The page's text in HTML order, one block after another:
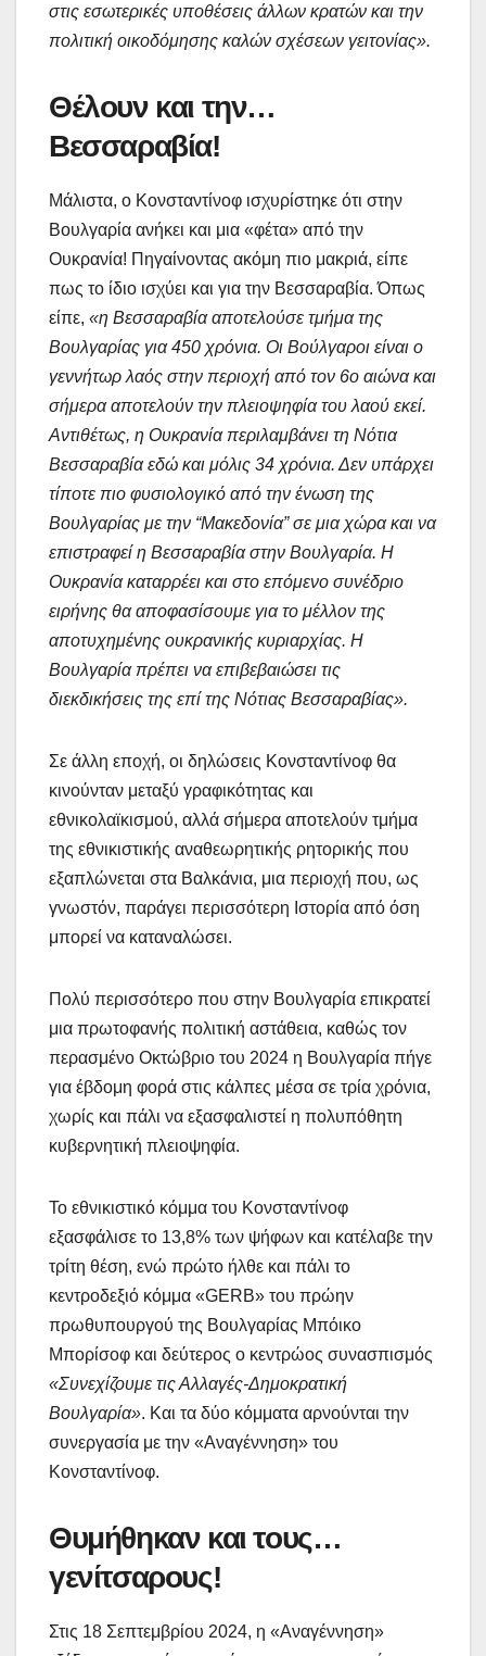
στις εσωτερικές υποθέσεις άλλων κρατών και την
πολιτική οικοδόμησης καλών σχέσεων γειτονίας».
Θέλουν και την…
Βεσσαραβία!
Μάλιστα, ο Κονσταντίνοφ ισχυρίστηκε ότι στην
Βουλγαρία ανήκει και μια «φέτα» από την
Ουκρανία! Πηγαίνοντας ακόμη πιο μακριά, είπε
πως το ίδιο ισχύει και για την Βεσσαραβία. Όπως
είπε, «η Βεσσαραβία αποτελούσε τμήμα της
Βουλγαρίας για 450 χρόνια. Οι Βούλγαροι είναι ο
γεννήτωρ λαός στην περιοχή από τον 6ο αιώνα και
σήμερα αποτελούν την πλειοψηφία του λαού εκεί.
Αντιθέτως, η Ουκρανία περιλαμβάνει τη Νότια
Βεσσαραβία εδώ και μόλις 34 χρόνια. Δεν υπάρχει
τίποτε πιο φυσιολογικό από την ένωση της
Βουλγαρίας με την “Μακεδονία” σε μια χώρα και να
επιστραφεί η Βεσσαραβία στην Βουλγαρία. Η
Ουκρανία καταρρέει και στο επόμενο συνέδριο
ειρήνης θα αποφασίσουμε για το μέλλον της
αποτυχημένης ουκρανικής κυριαρχίας. Η
Βουλγαρία πρέπει να επιβεβαιώσει τις
διεκδικήσεις της επί της Νότιας Βεσσαραβίας».
Σε άλλη εποχή, οι δηλώσεις Κονσταντίνοφ θα
κινούνταν μεταξύ γραφικότητας και
εθνικολαϊκισμού, αλλά σήμερα αποτελούν τμήμα
της εθνικιστικής αναθεωρητικής ρητορικής που
εξαπλώνεται στα Βαλκάνια, μια περιοχή που, ως
γνωστόν, παράγει περισσότερη Ιστορία από όση
μπορεί να καταναλώσει.
Πολύ περισσότερο που στην Βουλγαρία επικρατεί
μια πρωτοφανής πολιτική αστάθεια, καθώς τον
περασμένο Οκτώβριο του 2024 η Βουλγαρία πήγε
για έβδομη φορά στις κάλπες μέσα σε τρία χρόνια,
χωρίς και πάλι να εξασφαλιστεί η πολυπόθητη
κυβερνητική πλειοψηφία.
Το εθνικιστικό κόμμα του Κονσταντίνοφ
εξασφάλισε το 13,8% των ψήφων και κατέλαβε την
τρίτη θέση, ενώ πρώτο ήλθε και πάλι το
κεντροδεξιό κόμμα «GERB» του πρώην
πρωθυπουργού της Βουλγαρίας Μπόικο
Μπορίσοφ και δεύτερος ο κεντρώος συνασπισμός
«Συνεχίζουμε τις Αλλαγές-Δημοκρατική
Βουλγαρία». Και τα δύο κόμματα αρνούνται την
συνεργασία με την «Αναγέννηση» του
Κονσταντίνοφ.
Θυμήθηκαν και τους…
γενίτσαρους!
Στις 18 Σεπτεμβρίου 2024, η «Αναγέννηση»